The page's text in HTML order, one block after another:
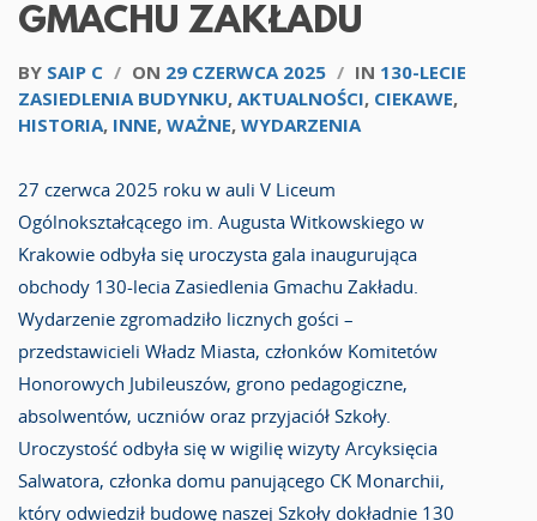
GMACHU ZAKŁADU
BY SAIP C / ON 29 CZERWCA 2025 / IN 130-LECIE
ZASIEDLENIA BUDYNKU, AKTUALNOŚCI, CIEKAWE,
HISTORIA, INNE, WAŻNE, WYDARZENIA
27 czerwca 2025 roku w auli V Liceum
Ogólnokształcącego im. Augusta Witkowskiego w
Krakowie odbyła się uroczysta gala inaugurująca
obchody 130-lecia Zasiedlenia Gmachu Zakładu.
Wydarzenie zgromadziło licznych gości –
przedstawicieli Władz Miasta, członków Komitetów
Honorowych Jubileuszów, grono pedagogiczne,
absolwentów, uczniów oraz przyjaciół Szkoły.
Uroczystość odbyła się w wigilię wizyty Arcyksięcia
Salwatora, członka domu panującego CK Monarchii,
który odwiedził budowę naszej Szkoły dokładnie 130